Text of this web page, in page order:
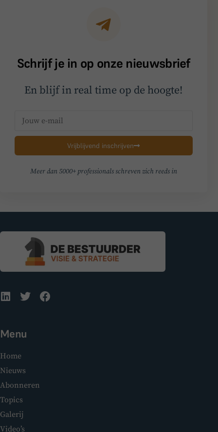
Schrijf je in op onze nieuwsbrief
En blijf in real time op de hoogte!
Vrijblijvend inschrijven
Meer dan 5000+ professionals schreven zich reeds in
Menu
Home
Nieuws
Abonneren
Topics
Galerij
Video’s